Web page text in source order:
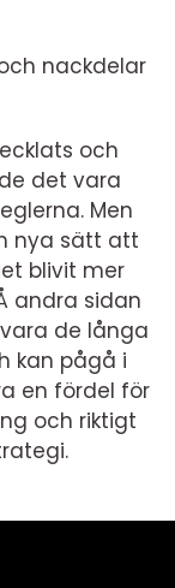
nackdelar
och
det vara
Men
nya sätt att
blivit mer
andra sidan
de långa
kan pågå i
en fördel för
och riktigt